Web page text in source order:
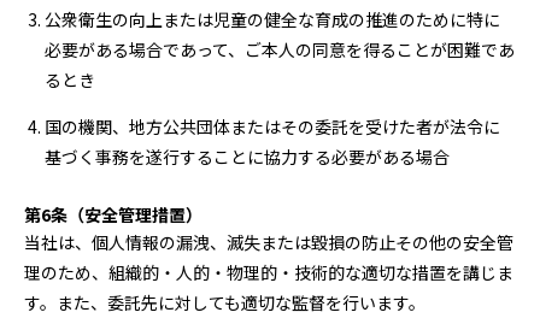
公衆衛生の向上または児童の健全な育成の推進のために特に
必要がある場合であって、ご本人の同意を得ることが困難であ
るとき
国の機関、地方公共団体またはその委託を受けた者が法令に
基づく事務を遂行することに協力する必要がある場合
第6条（安全管理措置）
当社は、個人情報の漏洩、滅失または毀損の防止その他の安全管
理のため、組織的・人的・物理的・技術的な適切な措置を講じま
す。また、委託先に対しても適切な監督を行います。